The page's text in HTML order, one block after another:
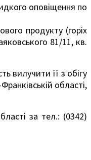
оповіщення по
продукту (горіх
81/11, кв.
вилучити її з обігу
області,
за тел.: (0342)